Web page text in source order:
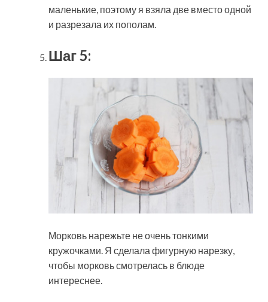
маленькие, поэтому я взяла две вместо одной
и разрезала их пополам.
Шаг 5:
Морковь нарежьте не очень тонкими
кружочками. Я сделала фигурную нарезку,
чтобы морковь смотрелась в блюде
интереснее.